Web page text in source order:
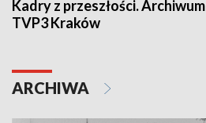
Kadry z przeszłości. Archiwum
TVP3 Kraków
ARCHIWA